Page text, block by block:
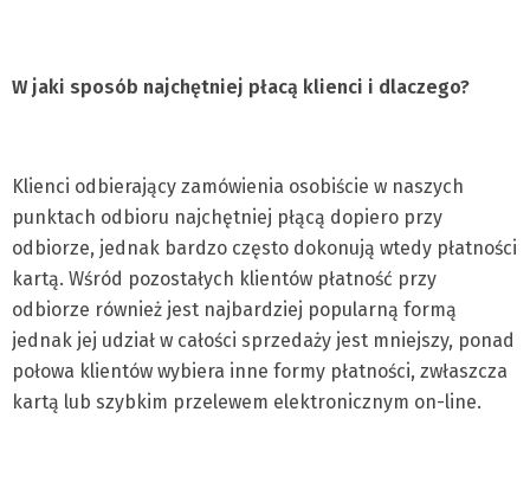
W jaki sposób najchętniej płacą klienci i dlaczego?
Klienci odbierający zamówienia osobiście w naszych
punktach odbioru najchętniej płącą dopiero przy
odbiorze, jednak bardzo często dokonują wtedy płatności
kartą. Wśród pozostałych klientów płatność przy
odbiorze również jest najbardziej popularną formą
jednak jej udział w całości sprzedaży jest mniejszy, ponad
połowa klientów wybiera inne formy płatności, zwłaszcza
kartą lub szybkim przelewem elektronicznym on-line.